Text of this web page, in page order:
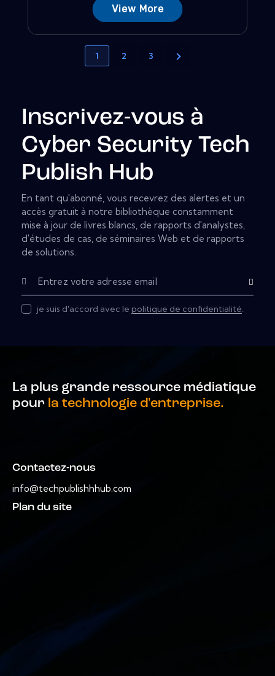
View More
1 2 3
Inscrivez-vous à
Cyber Security Tech
Publish Hub
En tant qu'abonné, vous recevrez des alertes et un
accès gratuit à notre bibliothèque constamment
mise à jour de livres blancs, de rapports d'analystes,
d'études de cas, de séminaires Web et de rapports
de solutions.
S'abonner
je suis d'accord avec le politique de confidentialité.
La plus grande ressource médiatique
pour la technologie d'entreprise.
Contactez-nous
info@techpublishhhub.com
Plan du site